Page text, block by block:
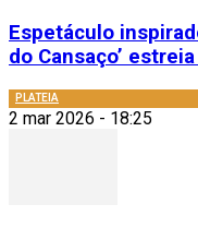
Espetáculo
do Cansaço’
PLATEIA
2 mar 2026 - 18:25